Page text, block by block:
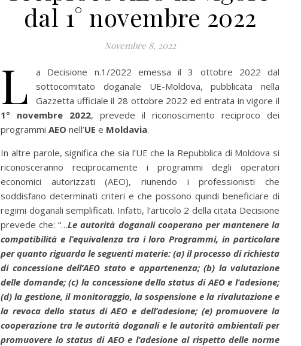
dal 1° novembre 2022
Novembre 8, 2022
L
a Decisione n.1/2022 emessa il 3 ottobre 2022 dal
sottocomitato doganale UE-Moldova, pubblicata nella
Gazzetta ufficiale il 28 ottobre 2022 ed entrata in vigore il
1° novembre 2022, prevede il riconoscimento reciproco dei
programmi AEO nell’UE e Moldavia.
In altre parole, significa che sia l’UE che la Repubblica di Moldova si
riconosceranno reciprocamente i programmi degli operatori
economici autorizzati (AEO), riunendo i professionisti che
soddisfano determinati criteri e che possono quindi beneficiare di
regimi doganali semplificati. Infatti, l’articolo 2 della citata Decisione
prevede che: “…Le autorità doganali cooperano per mantenere la
compatibilità e l’equivalenza tra i loro Programmi, in particolare
per quanto riguarda le seguenti materie: (a) il processo di richiesta
di concessione dell’AEO stato e appartenenza; (b) la valutazione
delle domande; (c) la concessione dello status di AEO e l’adesione;
(d) la gestione, il monitoraggio, la sospensione e la rivalutazione e
la revoca dello status di AEO e dell’adesione; (e) promuovere la
cooperazione tra le autorità doganali e le autorità ambientali per
promuovere lo status di AEO e l’adesione al rispetto delle norme